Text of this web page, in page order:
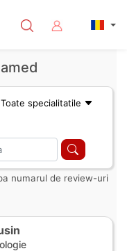
Toate specialitatile
numarul de review-uri